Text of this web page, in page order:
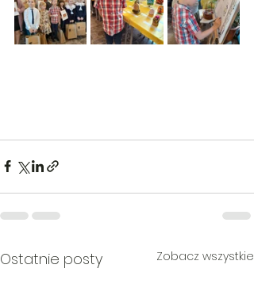
Ostatnie posty Zobacz wszystkie